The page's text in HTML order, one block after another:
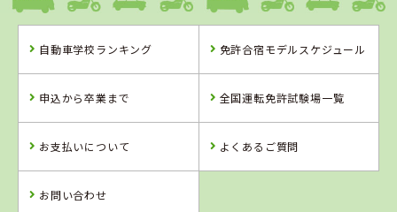
詳 細 予 約
バーズスクール
予 約
グスクール
自動車学校ランキング 免許合宿モデルスケジュール
申込から卒業まで 全国運転免許試験場一覧
お支払いについて よくあるご質問
お問い合わせ